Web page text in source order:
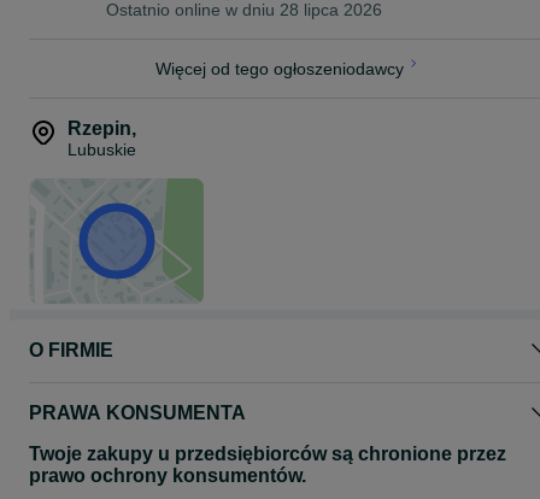
Ostatnio online w dniu 28 lipca 2026
Więcej od tego ogłoszeniodawcy
Rzepin,
Lubuskie
O FIRMIE
PRAWA KONSUMENTA
Twoje zakupy u przedsiębiorców są chronione przez
prawo ochrony konsumentów.